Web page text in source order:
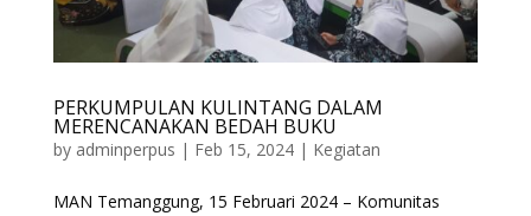
PERKUMPULAN KULINTANG DALAM
MERENCANAKAN BEDAH BUKU
by adminperpus | Feb 15, 2024| Kegiatan
MAN Temanggung, 15 Februari 2024 – Komunitas